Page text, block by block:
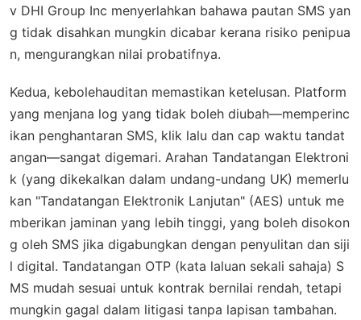
v DHI Group Inc menyerlahkan bahawa pautan SMS yan
g tidak disahkan mungkin dicabar kerana risiko penipua
n, mengurangkan nilai probatifnya.
Kedua, kebolehauditan memastikan ketelusan. Platform
yang menjana log yang tidak boleh diubah—memperinc
ikan penghantaran SMS, klik lalu dan cap waktu tandat
angan—sangat digemari. Arahan Tandatangan Elektroni
k (yang dikekalkan dalam undang-undang UK) memerlu
kan "Tandatangan Elektronik Lanjutan" (AES) untuk me
mberikan jaminan yang lebih tinggi, yang boleh disokon
g oleh SMS jika digabungkan dengan penyulitan dan siji
l digital. Tandatangan OTP (kata laluan sekali sahaja) S
MS mudah sesuai untuk kontrak bernilai rendah, tetapi
mungkin gagal dalam litigasi tanpa lapisan tambahan.